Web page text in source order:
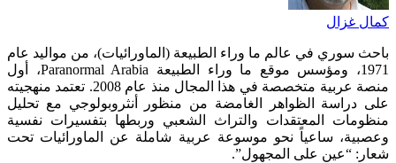
كمال غزال
باحث سوري في عالم ما وراء الطبيعة (الماورائيات)، من مواليد عام
1971، ومؤسس موقع ما وراء الطبيعة Paranormal Arabia، أول
منصة عربية متخصصة في هذا المجال منذ عام 2008. تعتمد منهجيته
على دراسة الظواهر الغامضة من منظور أنثروبولوجي مع تحليل
منظومات المعتقدات والتراث الشعبي وربطها بتفسيرات نفسية
وعصبية، ساعياً نحو موسوعة عربية شاملة عن الماورائيات تحت
شعار: “عين على المجهول”.